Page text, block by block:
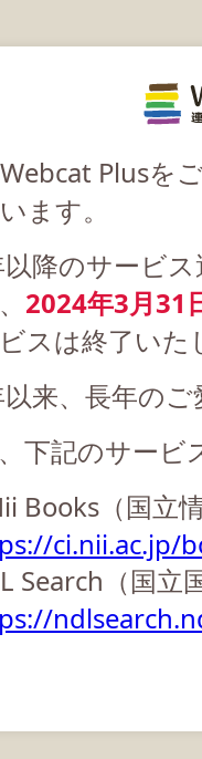
Plusを
ます。
降のサービ
2024年3月31
スは終了いた
来、長年の
下記のサービ
Books（国立
ci.nii.ac.jp/
Search（国立